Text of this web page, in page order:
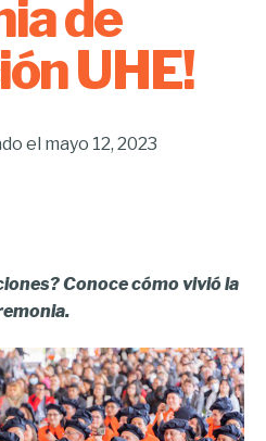
de
UHE!
el mayo 12, 2023
Conoce cómo vivió la